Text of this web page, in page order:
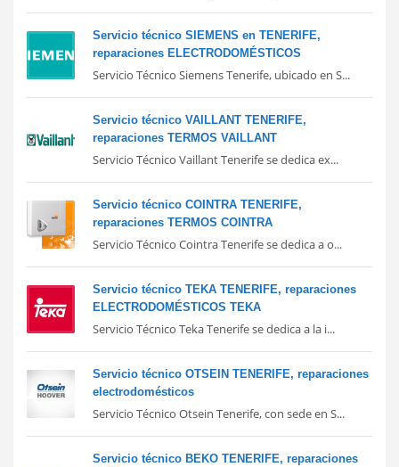
Servicio técnico SIEMENS en TENERIFE,
reparaciones ELECTRODOMÉSTICOS
Servicio Técnico Siemens Tenerife, ubicado en S...
Servicio técnico VAILLANT TENERIFE,
reparaciones TERMOS VAILLANT
Servicio Técnico Vaillant Tenerife se dedica ex...
Servicio técnico COINTRA TENERIFE,
reparaciones TERMOS COINTRA
Servicio Técnico Cointra Tenerife se dedica a o...
Servicio técnico TEKA TENERIFE, reparaciones
ELECTRODOMÉSTICOS TEKA
Servicio Técnico Teka Tenerife se dedica a la i...
Servicio técnico OTSEIN TENERIFE, reparaciones
electrodomésticos
Servicio Técnico Otsein Tenerife, con sede en S...
Servicio técnico BEKO TENERIFE, reparaciones